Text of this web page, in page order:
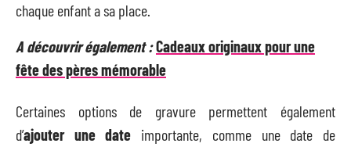
chaque enfant a sa place.
A découvrir également :Cadeaux originaux pour une
fête des pères mémorable
Certaines options de gravure permettent également
d’ajouter une date importante, comme une date de